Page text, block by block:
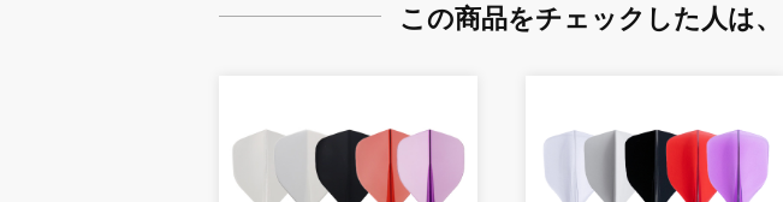
この商品をチェックした人は、